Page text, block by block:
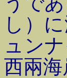
し）
ュン
西兩海